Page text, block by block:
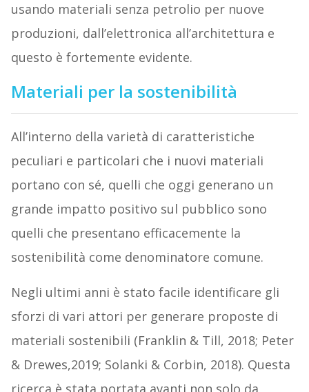
usando materiali senza petrolio per nuove
produzioni, dall’elettronica all’architettura e
questo è fortemente evidente.
Materiali per la sostenibilità
All’interno della varietà di caratteristiche
peculiari e particolari che i nuovi materiali
portano con sé, quelli che oggi generano un
grande impatto positivo sul pubblico sono
quelli che presentano efficacemente la
sostenibilità come denominatore comune.
Negli ultimi anni è stato facile identificare gli
sforzi di vari attori per generare proposte di
materiali sostenibili (Franklin & Till, 2018; Peter
& Drewes,2019; Solanki & Corbin, 2018). Questa